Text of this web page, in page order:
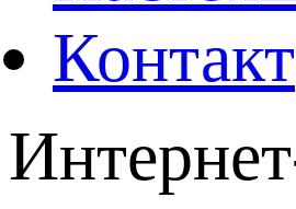
Контакт